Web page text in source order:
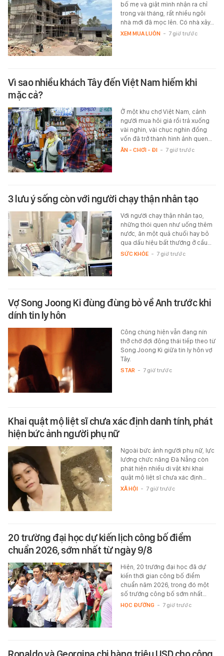
bố mẹ và giật mình nhận ra chỉ
trong vài tháng, rất nhiều ngôi
nhà mới đã mọc lên. Có nhà xây…
XEM MUA LUÔN - 7 giờ trước
Vì sao nhiều khách Tây đến Việt Nam hiếm khi
mặc cả?
Ở một khu chợ Việt Nam, cảnh
người mua hỏi giá rồi trả xuống
vài nghìn, vài chục nghìn đồng
vốn đã trở thành hình ảnh quen…
ĂN - CHƠI - ĐI - 7 giờ trước
3 lưu ý sống còn với người chạy thận nhân tạo
Với người chạy thận nhân tạo,
những thói quen như uống thêm
nước, ăn một quả chuối hay bỏ
qua dấu hiệu bất thường ở cầu…
SỨC KHỎE - 7 giờ trước
Vợ Song Joong Ki đùng đùng bỏ về Anh trước khi
dính tin ly hôn
Công chúng hiện vẫn đang nín
thở chờ đợi động thái tiếp theo từ
Song Joong Ki giữa tin ly hôn vợ
Tây.
STAR - 7 giờ trước
Khai quật mộ liệt sĩ chưa xác định danh tính, phát
hiện bức ảnh người phụ nữ
Ngoài bức ảnh người phụ nữ, lực
lượng chức năng Đà Nẵng còn
phát hiện nhiều di vật khi khai
quật mộ liệt sĩ chưa xác định…
XÃ HỘI - 7 giờ trước
20 trường đại học dự kiến lịch công bố điểm
chuẩn 2026, sớm nhất từ ngày 9/8
Hiện, 20 trường đại học đã dự
kiến thời gian công bố điểm
chuẩn năm 2026, trong đó một
số trường công bố sớm nhất…
HỌC ĐƯỜNG - 7 giờ trước